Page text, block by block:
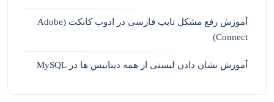
آموزش رفع مشکل تایپ فارسی در ادوب کانکت (Adobe
Connect)
آموزش نشان دادن لیستی از همه دیتابیس ها در MySQL